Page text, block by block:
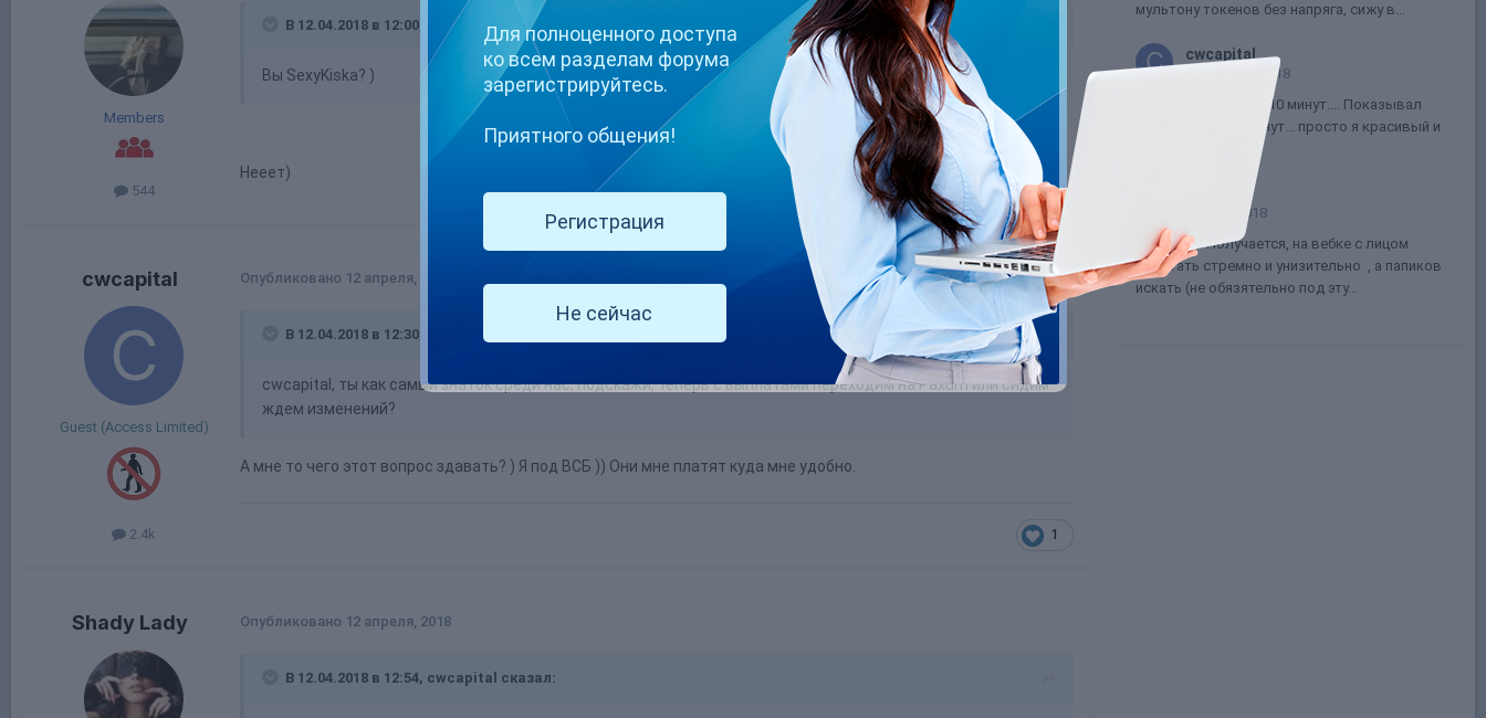
Members
544
В 12.04.2018 в 12:00, Shady Lady сказал:
Вы SexyKiska? )
Нееет)
cwcapital
Guest (Access Limited)
2.4k
Опубликовано 12 апреля, 2018
В 12.04.2018 в 12:30, Pipisko сказал:
cwcapital, ты как самый знаток среди нас, подскажи, теперь с выплатами переходим на Paxum или сидим
ждем изменений?
А мне то чего этот вопрос здавать? ) Я под ВСБ )) Они мне платят куда мне удобно.
1
Shady Lady Опубликовано 12 апреля, 2018
В 12.04.2018 в 12:54, cwcapital сказал:
мультону токенов без напряга, сижу в...
cwcapital
7 октября, 2018
100.000 токенов за 10 минут.... Показывал
пальчик десять минут... просто я красивый и
19 мая, 2018
to Kendall: Получается, на вебке с лицом
работать стремно и унизительно , а папиков
искать (не обязятельно под эту...
Для полноценного доступа
ко всем разделам форума
зарегистрируйтесь.
Приятного общения!
Регистрация
Не сейчас